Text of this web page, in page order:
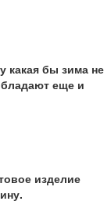
какая бы зима не
еще и
изделие